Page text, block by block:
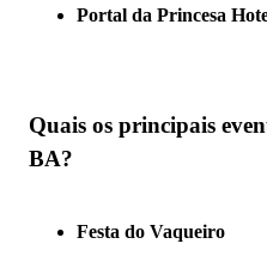
Portal da Princesa
Quais os principais
BA?
Festa do Vaqueiro